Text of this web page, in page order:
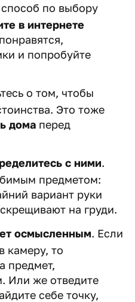
по выбору
в интернете
и попробуйте
о том, чтобы
Это тоже
дома перед
с ними.
предметом:
вариант руки
на груди.
осмысленным. Если
камеру, то
предмет,
Или же отведите
себе точку,